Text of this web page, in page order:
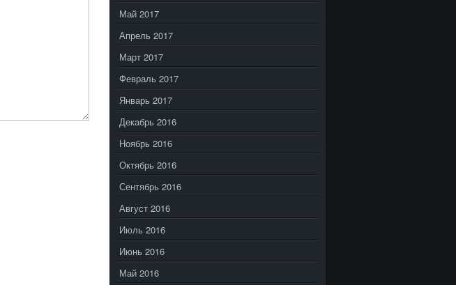
Май 2017
Апрель 2017
Март 2017
Февраль 2017
Январь 2017
Декабрь 2016
Ноябрь 2016
Октябрь 2016
Сентябрь 2016
Август 2016
Июль 2016
Июнь 2016
Май 2016